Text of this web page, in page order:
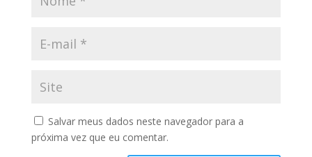
Salvar meus dados neste navegador para a
próxima vez que eu comentar.